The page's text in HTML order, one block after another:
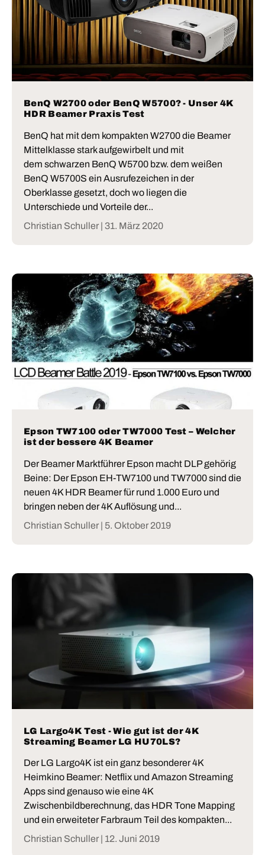
BenQ W2700 oder BenQ W5700? - Unser 4K
HDR Beamer Praxis Test
BenQ hat mit dem kompakten W2700 die Beamer
Mittelklasse stark aufgewirbelt und mit
dem schwarzen BenQ W5700 bzw. dem weißen
BenQ W5700S ein Ausrufezeichen in der
Oberklasse gesetzt, doch wo liegen die
Unterschiede und Vorteile der...
Christian Schuller | 31. März 2020
Epson TW7100 oder TW7000 Test – Welcher
ist der bessere 4K Beamer
Der Beamer Marktführer Epson macht DLP gehörig
Beine: Der Epson EH-TW7100 und TW7000 sind die
neuen 4K HDR Beamer für rund 1.000 Euro und
bringen neben der 4K Auflösung und...
Christian Schuller | 5. Oktober 2019
LG Largo4K Test - Wie gut ist der 4K
Streaming Beamer LG HU70LS?
Der LG Largo4K ist ein ganz besonderer 4K
Heimkino Beamer: Netflix und Amazon Streaming
Apps sind genauso wie eine 4K
Zwischenbildberechnung, das HDR Tone Mapping
und ein erweiteter Farbraum Teil des kompakten...
Christian Schuller | 12. Juni 2019